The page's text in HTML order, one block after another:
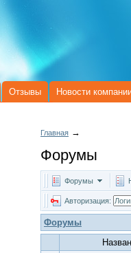
Отзывы Новости
Главная →
Форумы
Форумы
Авторизация:
Форумы